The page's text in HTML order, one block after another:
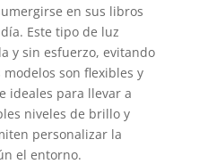
en sus libros
Este tipo de luz
y sin esfuerzo, evitando
son flexibles y
ideales para llevar a
niveles de brillo y
personalizar la
el entorno.